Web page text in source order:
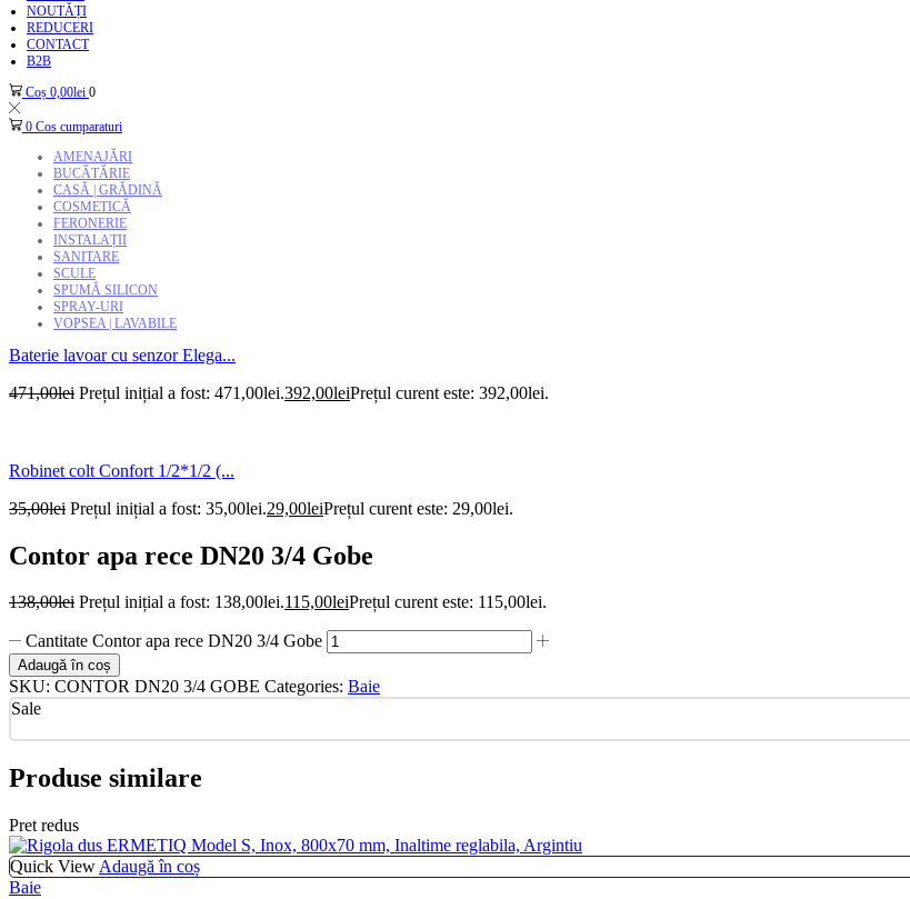
NOUTĂȚI
REDUCERI
CONTACT
B2B
Coș 0,00lei 0
0 Cos cumparaturi
AMENAJĂRI
BUCĂTĂRIE
CASĂ | GRĂDINĂ
COSMETICĂ
FERONERIE
INSTALAȚII
SANITARE
SCULE
SPUMĂ SILICON
SPRAY-URI
VOPSEA | LAVABILE
Baterie lavoar cu senzor Elega...
471,00lei Prețul inițial a fost: 471,00lei.392,00leiPrețul curent este: 392,00lei.
Robinet colt Confort 1/2*1/2 (...
35,00lei Prețul inițial a fost: 35,00lei.29,00leiPrețul curent este: 29,00lei.
Contor apa rece DN20 3/4 Gobe
138,00lei Prețul inițial a fost: 138,00lei.115,00leiPrețul curent este: 115,00lei.
Cantitate Contor apa rece DN20 3/4 Gobe
Adaugă în coș
SKU: CONTOR DN20 3/4 GOBE Categories: Baie
Sale
Produse similare
Pret redus
Quick View Adaugă în coș
Baie